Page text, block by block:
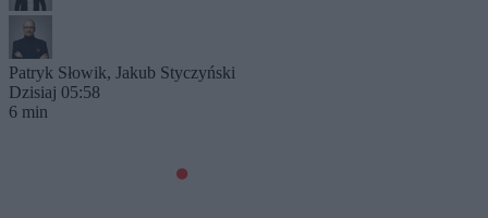
Patryk Słowik, Jakub Styczyński
Dzisiaj 05:58
6 min